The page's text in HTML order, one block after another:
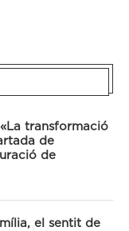
transformació
de
de
el sentit de